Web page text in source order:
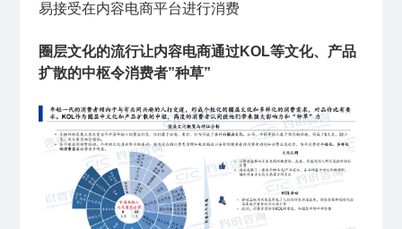
易接受在内容电商平台进行消费
圈层文化的流行让内容电商通过KOL等文化、产品
扩散的中枢令消费者”种草”